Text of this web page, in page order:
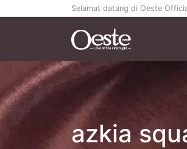
Selamat datang di Oeste
azkia